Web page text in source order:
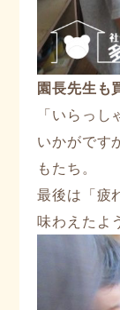
園長先生も
「いらっ
いかがです
もたち。
最後は「疲
味わえたよ